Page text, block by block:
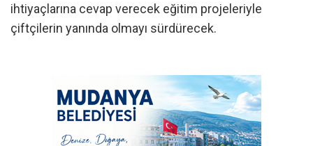
ihtiyaçlarına cevap verecek eğitim projeleriyle
çiftçilerin yanında olmayı sürdürecek.